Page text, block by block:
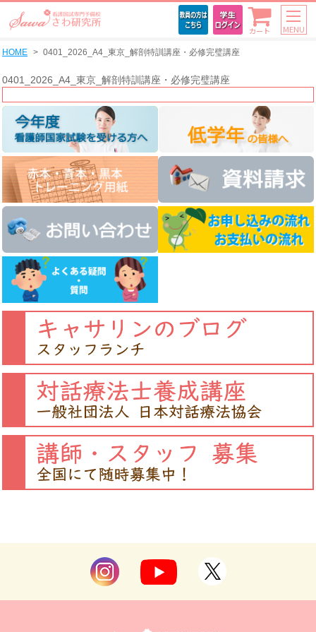
カート MENU
HOME 0401_2026_A4_東京_解剖特訓講座・必修完璧講座
0401_2026_A4_東京_解剖特訓講座・必修完璧講座